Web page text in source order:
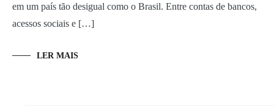
em um país tão desigual como o Brasil. Entre contas de bancos,
acessos sociais e […]
LER MAIS